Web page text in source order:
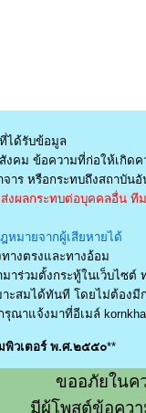
ได้รับข้อมูล
คม ข้อความที่ก่อให้เกิด
าร หรือกระทบถึงสถาบันอั
ผลกระทบต่อบุคคลอื่น ที
หมายจากผู้เสียหายได้
างตรงและทางอ้อม
ร่วมตั้งกระทู้ในเว็บไซต์
ะสมได้ทันที โดยไม่ต้อง
รุณาแจ้งมาที่อีเมล์
พิวเตอร์ พ.ศ.๒๕๕๐**
ขออภัยในค
มีผู้โพสต์ข้อคว